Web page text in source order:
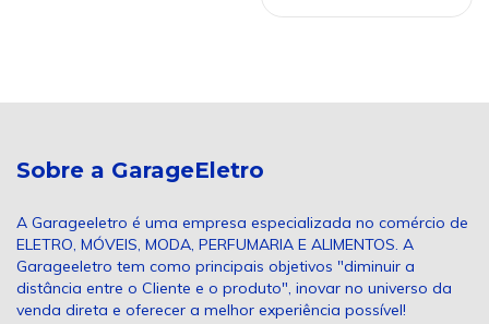
Sobre a GarageEletro
A Garageeletro é uma empresa especializada no comércio de
ELETRO, MÓVEIS, MODA, PERFUMARIA E ALIMENTOS. A
Garageeletro tem como principais objetivos "diminuir a
distância entre o Cliente e o produto", inovar no universo da
venda direta e oferecer a melhor experiência possível!